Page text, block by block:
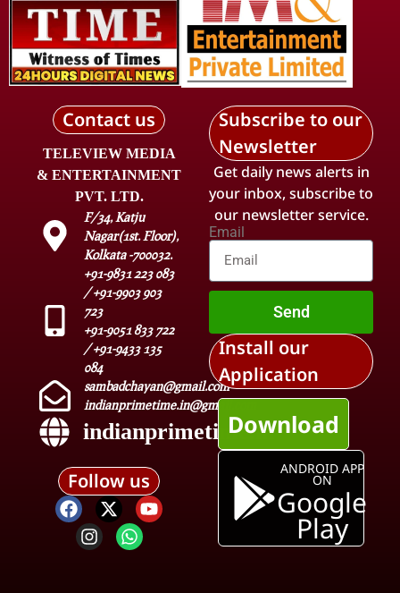
Contact us
TELEVIEW MEDIA
& ENTERTAINMENT
PVT. LTD.
F/34, Katju
Nagar(1st. Floor),
Kolkata -700032.
+91-9831 223 083
/ +91-9903 903
723
+91-9051 833 722
/ +91-9433 135
084
sambadchayan@gmail.com
indianprimetime.in@gmail.com
indianprimetime.in
Follow us
Subscribe to our
Newsletter
Get daily news alerts in
your inbox, subscribe to
our newsletter service.
Email
Send
Install our
Application
Download
ANDROID APP
ON
Google
Play